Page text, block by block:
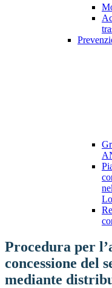
Procedura per
concessione del
mediante